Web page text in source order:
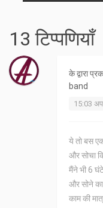
13 टिप्पणियाँ
के द्वारा
band
15:03
ये तो बस
और सोचा
मैंने भी 6
और सोने
काम की